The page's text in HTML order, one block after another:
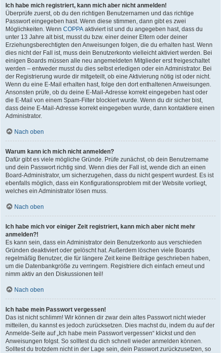
Ich habe mich registriert, kann mich aber nicht anmelden!
Überprüfe zuerst, ob du den richtigen Benutzernamen und das richtige
Passwort eingegeben hast. Wenn diese stimmen, dann gibt es zwei
Möglichkeiten. Wenn COPPA aktiviert ist und du angegeben hast, dass du
unter 13 Jahre alt bist, musst du bzw. einer deiner Eltern oder deiner
Erziehungsberechtigten den Anweisungen folgen, die du erhalten hast. Wenn
dies nicht der Fall ist, muss dein Benutzerkonto vielleicht aktiviert werden. Bei
einigen Boards müssen alle neu angemeldeten Mitglieder erst freigeschaltet
werden – entweder musst du dies selbst erledigen oder ein Administrator. Bei
der Registrierung wurde dir mitgeteilt, ob eine Aktivierung nötig ist oder nicht.
Wenn du eine E-Mail erhalten hast, folge den dort enthaltenen Anweisungen.
Ansonsten prüfe, ob du deine E-Mail-Adresse korrekt eingegeben hast oder
die E-Mail von einem Spam-Filter blockiert wurde. Wenn du dir sicher bist,
dass deine E-Mail-Adresse korrekt eingegeben wurde, dann kontaktiere einen
Administrator.
Nach oben
Warum kann ich mich nicht anmelden?
Dafür gibt es viele mögliche Gründe. Prüfe zunächst, ob dein Benutzername
und dein Passwort richtig sind. Wenn dies der Fall ist, wende dich an einen
Board-Administrator, um sicherzugehen, dass du nicht gesperrt wurdest. Es ist
ebenfalls möglich, dass ein Konfigurationsproblem mit der Website vorliegt,
welches ein Administrator lösen muss.
Nach oben
Ich habe mich vor einiger Zeit registriert, kann mich aber nicht mehr
anmelden?!
Es kann sein, dass ein Administrator dein Benutzerkonto aus verschieden
Gründen deaktiviert oder gelöscht hat. Außerdem löschen viele Boards
regelmäßig Benutzer, die für längere Zeit keine Beiträge geschrieben haben,
um die Datenbankgröße zu verringern. Registriere dich einfach erneut und
nimm aktiv an den Diskussionen teil!
Nach oben
Ich habe mein Passwort vergessen!
Das ist nicht schlimm! Wir können dir zwar dein altes Passwort nicht wieder
mitteilen, du kannst es jedoch zurücksetzen. Dies machst du, indem du auf der
Anmelde-Seite auf „Ich habe mein Passwort vergessen“ klickst und den
Anweisungen folgst. So solltest du dich schnell wieder anmelden können.
Solltest du trotzdem nicht in der Lage sein, dein Passwort zurückzusetzen, so